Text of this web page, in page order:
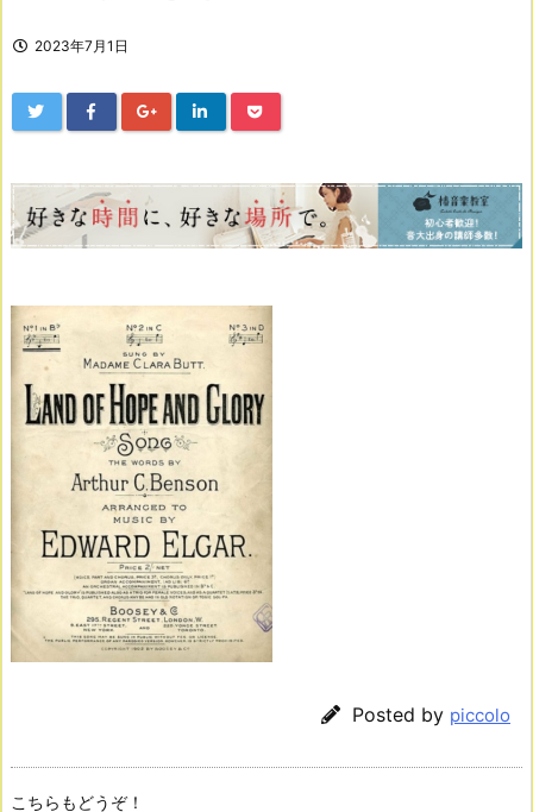
2023年7月1日
Posted by piccolo
こちらもどうぞ！